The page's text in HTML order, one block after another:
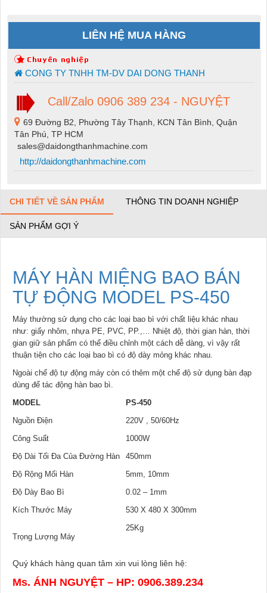
LIÊN HỆ MUA HÀNG
CONG TY TNHH TM-DV DAI DONG THANH
Call/Zalo 0906 389 234 - NGUYỆT
69 Đường B2, Phường Tây Thạnh, KCN Tân Bình, Quận
Tân Phú, TP HCM
sales@daidongthanhmachine.com
http://daidongthanhmachine.com
CHI TIẾT VỀ SẢN PHẨM THÔNG TIN DOANH NGHIỆP
SẢN PHẨM GỢI Ý
MÁY HÀN MIỆNG BAO BÁN
TỰ ĐỘNG MODEL PS-450
Máy thường sử dụng cho các loại bao bì với chất liệu khác nhau
như: giấy nhôm, nhựa PE, PVC, PP.,… Nhiệt độ, thời gian hàn, thời
gian giữ sản phẩm có thể điều chỉnh một cách dễ dàng, vì vậy rất
thuận tiện cho các loại bao bì có độ dày mỏng khác nhau.
Ngoài chế độ tự động máy còn có thêm một chế độ sử dụng bàn đạp
dùng để tác động hàn bao bì.
MODEL
PS-450
Nguồn Điện
220V , 50/60Hz
Công Suất
1000W
Độ Dài Tối Đa Của Đường Hàn
450mm
Độ Rộng Mối Hàn
5mm, 10mm
Độ Dày Bao Bì
0.02 – 1mm
Kích Thước Máy
530 X 480 X 300mm
Trọng Lượng Máy
25Kg
Quý khách hàng quan tâm xin vui lòng liên hệ:
Ms. ÁNH NGUYỆT – HP: 0906.389.234